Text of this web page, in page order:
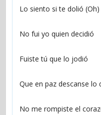
Lo siento si te dolió (Oh)
No fui yo quien decidió
Fuiste tú que lo jodió
Que en paz descanse lo
No me rompiste el